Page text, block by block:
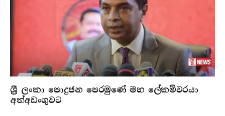
ශ්‍රී ලංකා පොදුජන පෙරමුණේ මහ ලේකම්වරයා
අත්අඩංගුවට